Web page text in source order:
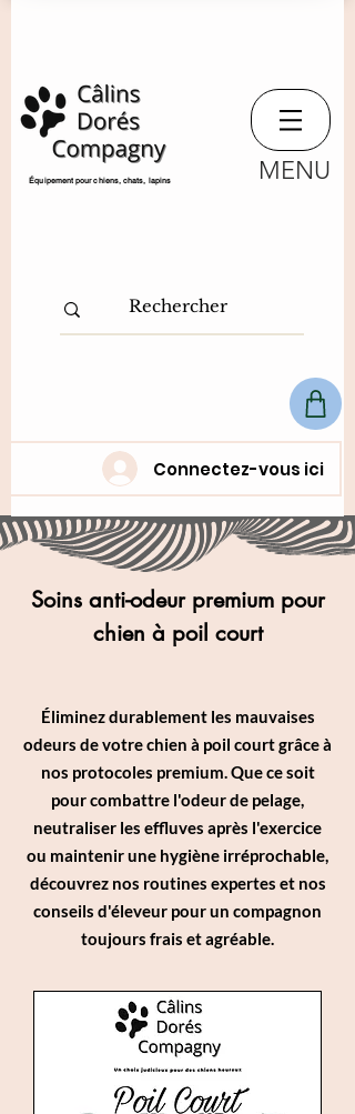
​Équipement pour chiens, chats, lapins MENU
Connectez-vous ici
Soins anti-odeur premium pour
chien à poil court
Éliminez durablement les mauvaises
odeurs de votre chien à poil court grâce à
nos protocoles premium. Que ce soit
pour combattre l'odeur de pelage,
neutraliser les effluves après l'exercice
ou maintenir une hygiène irréprochable,
découvrez nos routines expertes et nos
conseils d'éleveur pour un compagnon
toujours frais et agréable.